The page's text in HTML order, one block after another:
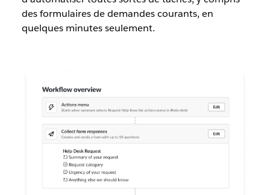
des formulaires de demandes courants, en
quelques minutes seulement.